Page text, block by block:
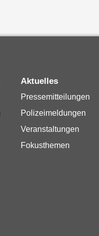
Aktuelles
Pressemitteilungen
Polizeimeldungen
Veranstaltungen
Fokusthemen